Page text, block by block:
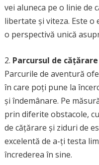
vei aluneca pe o linie de
libertate și viteza. Este
o perspectivă unică
2. Parcursul de cățărare
Parcurile de aventură
în care poți pune la
și îndemânare. Pe
prin diferite obstacole,
de cățărare și ziduri de
excelentă de a-ți testa
încrederea în sine.